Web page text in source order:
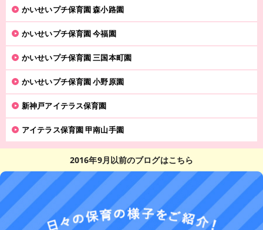
かいせいプチ保育園 森小路園
かいせいプチ保育園 今福園
かいせいプチ保育園 三国本町園
かいせいプチ保育園 小野原園
新神戸アイテラス保育園
アイテラス保育園 甲南山手園
2016年9月以前のブログはこちら